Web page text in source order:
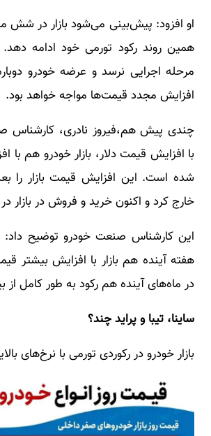
او افزود: پیش‌بینی می‌شود بازار در شش
همین روند رکود تورمی خود ادامه دهد.
مرحله اجرایی نرسد و عرضه خودرو
افزایش مجدد قیمت‌ها مواجه خواهد بود.
چندی پیش هم،فیروز نادری،
با افزایش قیمت دلار، بازار خودرو هم با
شده است. این افزایش قیمت بازار را
خارج کرد و اکنون خرید و فروش در بازار
این کارشناس صنعت خودرو توضیح
هفته آینده هم بازار با افزایش بیشتر
در ماه‌های آینده هم رکود به طور کامل از
ساینا، تیبا و پراید چند؟
بازار خودرو در رکوردی تورمی با نرخ‌های